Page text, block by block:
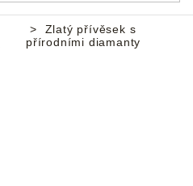
Zlatý přívěsek s
přírodními diamanty